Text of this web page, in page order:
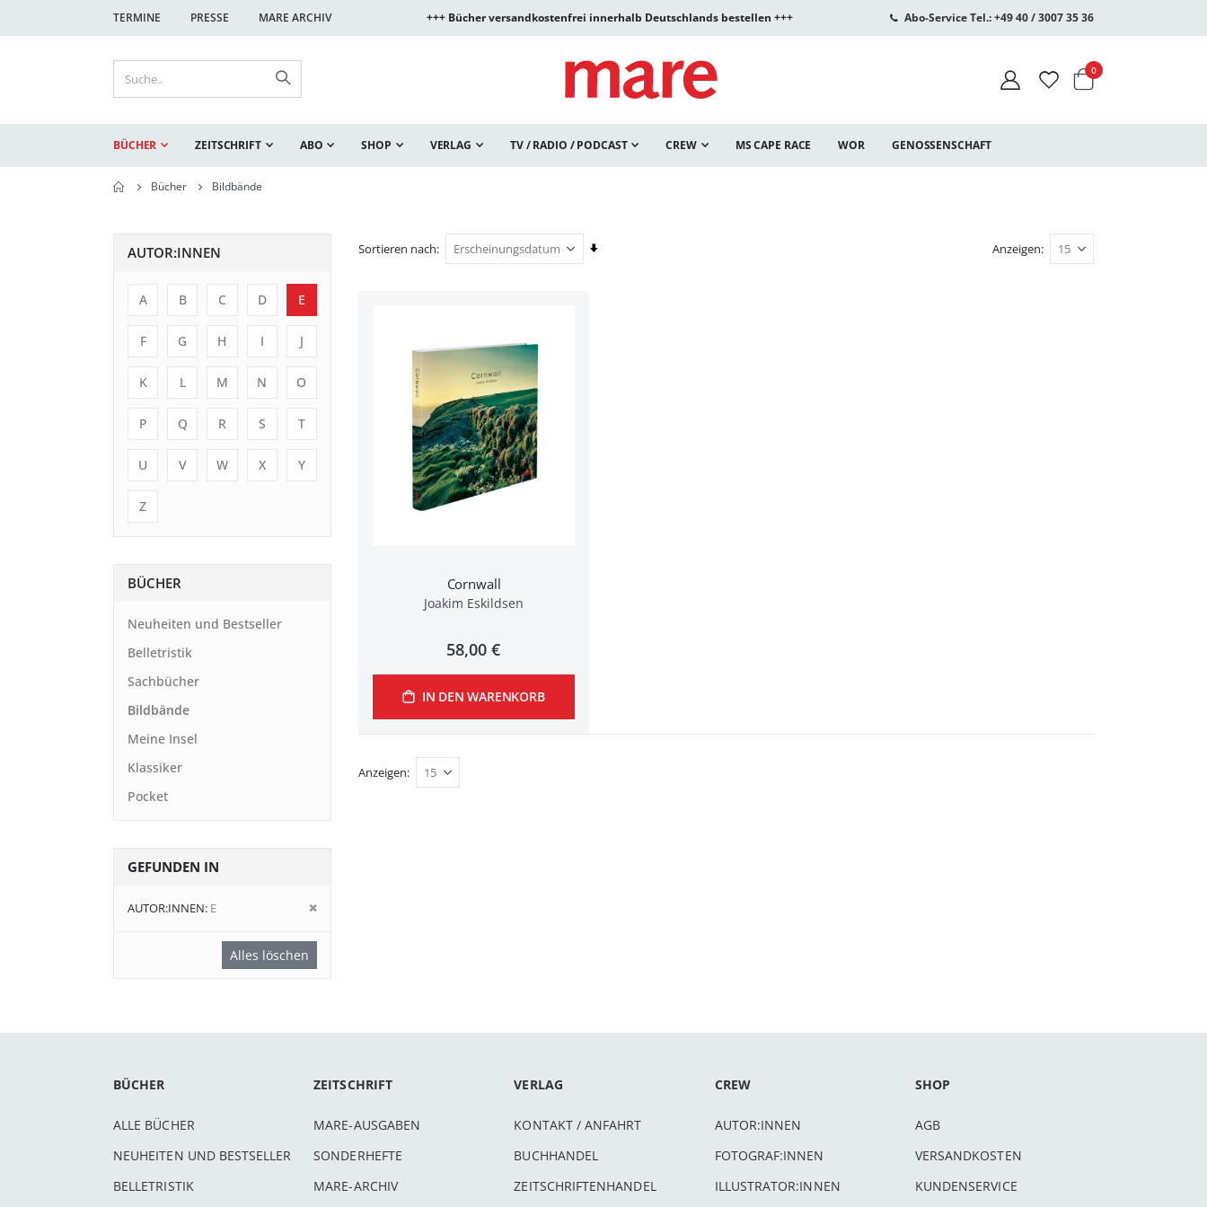
TERMINE PRESSE MARE ARCHIV +++ Bücher versandkostenfrei innerhalb Deutschlands bestellen +++ Abo-Service Tel.: +49 40 / 3007 35 36
Warenkorb
0Artikel
BÜCHER ZEITSCHRIFT ABO SHOP VERLAG TV / RADIO / PODCAST CREW MS CAPE RACE WOR GENOSSENSCHAFT
Bücher Bildbände
Sortieren nach
In
Anzeigen
Cornwall
Joakim Eskildsen
58,00 €
IN DEN WARENKORB
Anzeigen
AUTOR:INNEN
A B C D E
F G H I J
K L M N O
P Q R S T
U V W X Y
Z
BÜCHER
Neuheiten und Bestseller
Belletristik
Sachbücher
Bildbände
Meine Insel
Klassiker
Pocket
GEFUNDEN IN
AUTOR:INNEN E
Diesen
Alles löschen
BÜCHER
ALLE BÜCHER
NEUHEITEN UND BESTSELLER
BELLETRISTIK
ZEITSCHRIFT
MARE-AUSGABEN
SONDERHEFTE
MARE-ARCHIV
VERLAG
KONTAKT / ANFAHRT
BUCHHANDEL
ZEITSCHRIFTENHANDEL
CREW
AUTOR:INNEN
FOTOGRAF:INNEN
ILLUSTRATOR:INNEN
SHOP
AGB
VERSANDKOSTEN
KUNDENSERVICE